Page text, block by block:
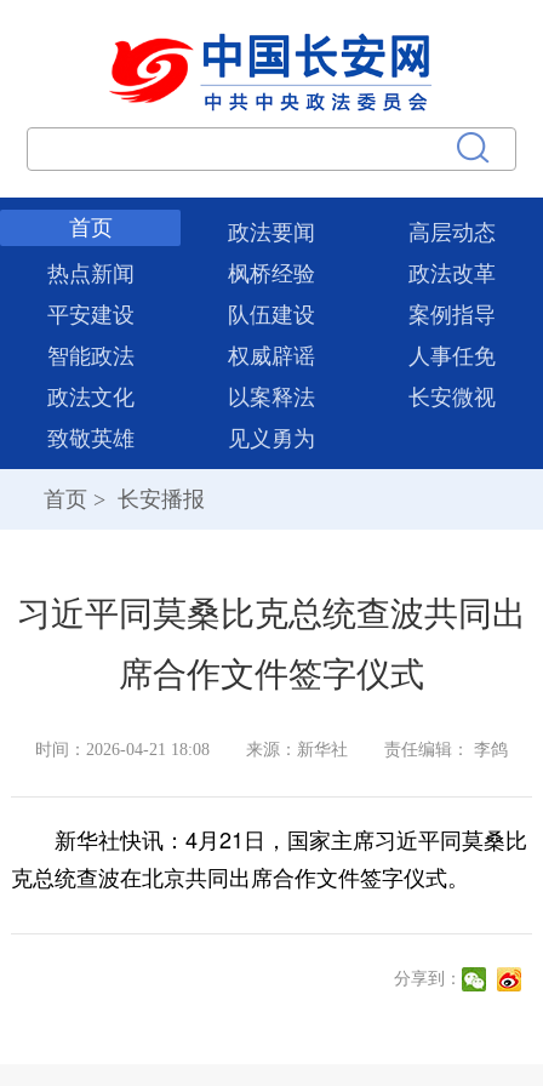
首页 政法要闻
高层动态
热点新闻
枫桥经验
政法改革
平安建设
队伍建设
案例指导
智能政法
权威辟谣
人事任免
政法文化
以案释法
长安微视
致敬英雄
见义勇为
首页 > 长安播报
习近平同莫桑比克总统查波共同出
席合作文件签字仪式
时间：2026-04-21 18:08 来源：新华社 责任编辑： 李鸽
新华社快讯：4月21日，国家主席习近平同莫桑比
克总统查波在北京共同出席合作文件签字仪式。
分享到：